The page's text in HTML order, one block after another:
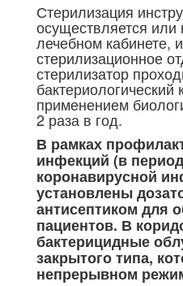
Стерилизация
осуществляется или
лечебном кабинете,
стерилизационное
стерилизатор
применением
2 раза в год.
В рамках
инфекций (в
коронавирусной
установлены
антисептиком для
пациентов. В
бактерицидные
закрытого типа,
непрерывном